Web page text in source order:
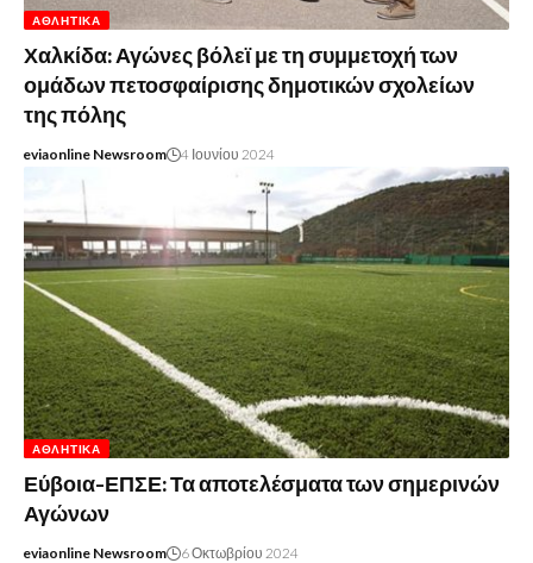
ΑΘΛΗΤΙΚΆ
Χαλκίδα: Αγώνες βόλεϊ με τη συμμετοχή των
ομάδων πετοσφαίρισης δημοτικών σχολείων
της πόλης
eviaonline Newsroom 4 Ιουνίου 2024
ΑΘΛΗΤΙΚΆ
Εύβοια-ΕΠΣΕ: Τα αποτελέσματα των σημερινών
Αγώνων
eviaonline Newsroom 6 Οκτωβρίου 2024